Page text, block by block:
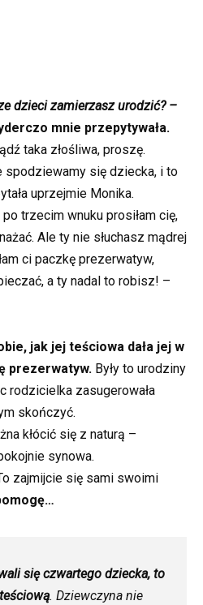
dzieci zamierzasz urodzić? –
mnie przepytywała.
taka złośliwa, proszę.
spodziewamy się dziecka, i to
uprzejmie Monika.
trzecim wnuku prosiłam cię,
Ale ty nie słuchasz mądrej
ci paczkę prezerwatyw,
a ty nadal to robisz! –
jak jej teściowa dała jej w
prezerwatyw. Były to urodziny
rodzicielka zasugerowała
skończyć.
kłócić się z naturą –
synowa.
zajmijcie się sami swoimi
się czwartego dziecka, to
. Dziewczyna nie